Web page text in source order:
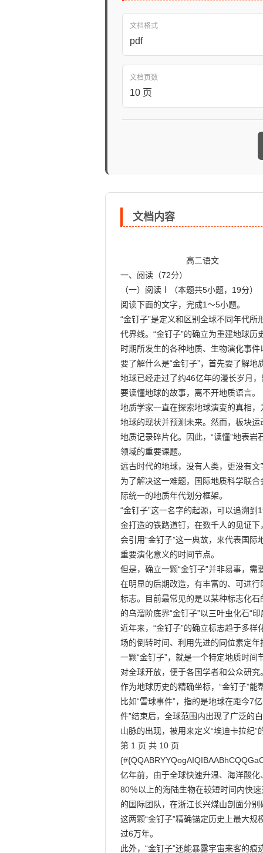
文档格式
pdf
文档页数
10 页
文档内容